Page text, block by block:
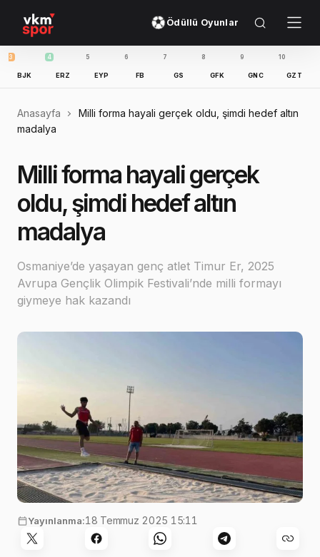
Ödüllü Oyunlar
ERZ EYP FB GFK GNC GZT IBFK
Anasayfa
Milli forma hayali gerçek oldu, şimdi hedef altın
madalya
Milli forma hayali gerçek
oldu, şimdi hedef altın
madalya
Osmaniye’de yaşayan genç atlet Timur Er, 2025
Avrupa Gençlik Olimpik Festivali’nde milli formayı
giymeye hak kazandı
Yayınlanma:18 Temmuz 2025 15:11